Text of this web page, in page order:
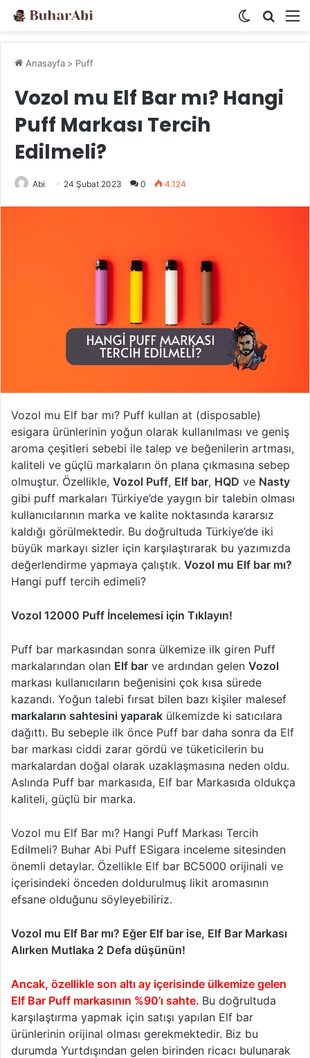
Dış
Anasayfa > Puff
Vozol mu Elf Bar mı? Hangi
Puff Markası Tercih
Edilmeli?
Abi 24 Şubat 2023 0 4.124
Vozol mu Elf bar mı? Puff kullan at (disposable)
esigara ürünlerinin yoğun olarak kullanılması ve geniş
aroma çeşitleri sebebi ile talep ve beğenilerin artması,
kaliteli ve güçlü markaların ön plana çıkmasına sebep
olmuştur. Özellikle, Vozol Puff, Elf bar, HQD ve Nasty
gibi puff markaları Türkiye’de yaygın bir talebin olması
kullanıcılarının marka ve kalite noktasında kararsız
kaldığı görülmektedir. Bu doğrultuda Türkiye’de iki
büyük markayı sizler için karşılaştırarak bu yazımızda
değerlendirme yapmaya çalıştık. Vozol mu Elf bar mı?
Hangi puff tercih edimeli?
Vozol 12000 Puff İncelemesi için Tıklayın!
Puff bar markasından sonra ülkemize ilk giren Puff
markalarından olan Elf bar ve ardından gelen Vozol
markası kullanıcıların beğenisini çok kısa sürede
kazandı. Yoğun talebi fırsat bilen bazı kişiler malesef
markaların sahtesini yaparak ülkemizde ki satıcılara
dağıttı. Bu sebeple ilk önce Puff bar daha sonra da Elf
bar markası ciddi zarar gördü ve tüketicilerin bu
markalardan doğal olarak uzaklaşmasına neden oldu.
Aslında Puff bar markasıda, Elf bar Markasıda oldukça
kaliteli, güçlü bir marka.
Vozol mu Elf Bar mı? Hangi Puff Markası Tercih
Edilmeli? Buhar Abi Puff ESigara inceleme sitesinden
önemli detaylar. Özellikle Elf bar BC5000 orijinali ve
içerisindeki önceden doldurulmuş likit aromasının
efsane olduğunu söyleyebiliriz.
Vozol mu Elf Bar mı? Eğer Elf bar ise, Elf Bar Markası
Alırken Mutlaka 2 Defa düşünün!
Ancak, özellikle son altı ay içerisinde ülkemize gelen
Elf Bar Puff markasının %90’ı sahte. Bu doğrultuda
karşılaştırma yapmak için satışı yapılan Elf bar
ürünlerinin orijinal olması gerekmektedir. Biz bu
durumda Yurtdışından gelen birinden ricacı bulunarak